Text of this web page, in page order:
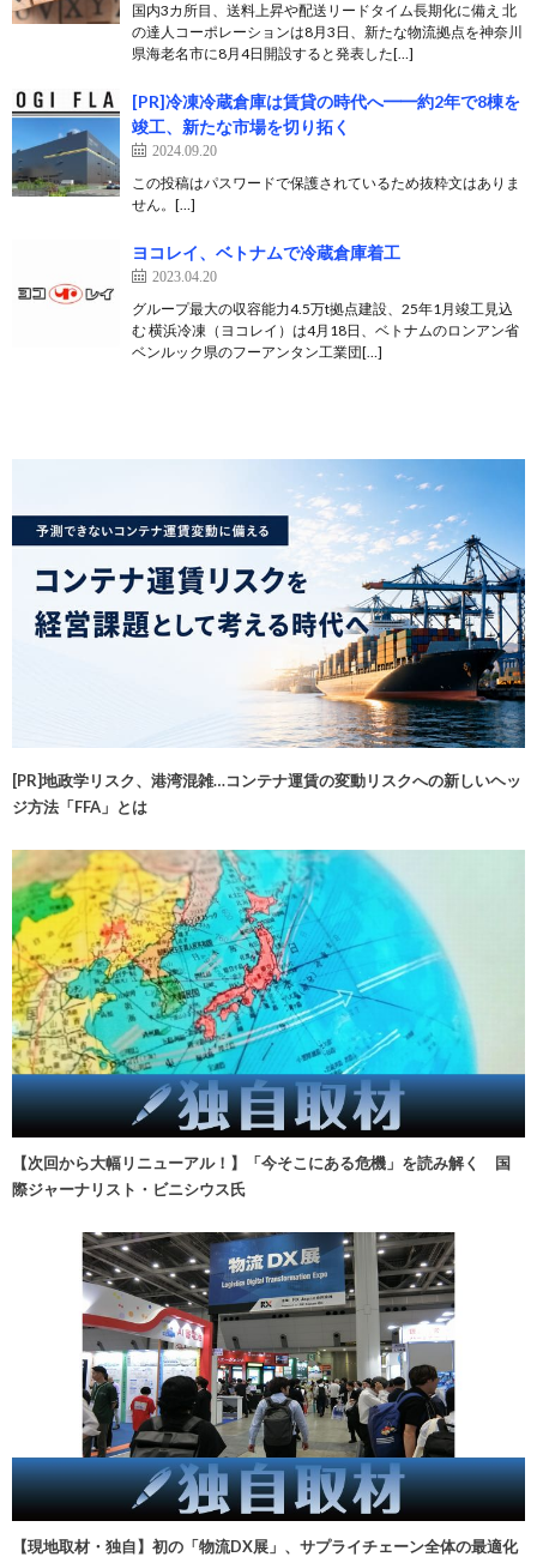
国内3カ所目、送料上昇や配送リードタイム長期化に備え 北
の達人コーポレーションは8月3日、新たな物流拠点を神奈川
県海老名市に8月4日開設すると発表した[…]
[PR]冷凍冷蔵倉庫は賃貸の時代へ━━約2年で8棟を
竣工、新たな市場を切り拓く
2024.09.20
この投稿はパスワードで保護されているため抜粋文はありま
せん。[…]
ヨコレイ、ベトナムで冷蔵倉庫着工
2023.04.20
グループ最大の収容能力4.5万t拠点建設、25年1月竣工見込
む 横浜冷凍（ヨコレイ）は4月18日、ベトナムのロンアン省
ベンルック県のフーアンタン工業団[…]
[PR]地政学リスク、港湾混雑…コンテナ運賃の変動リスクへの新しいヘッ
ジ方法「FFA」とは
【次回から大幅リニューアル！】「今そこにある危機」を読み解く 国
際ジャーナリスト・ビニシウス氏
【現地取材・独自】初の「物流DX展」、サプライチェーン全体の最適化